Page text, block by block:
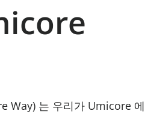
Way) 는 우리가 Umicore 에